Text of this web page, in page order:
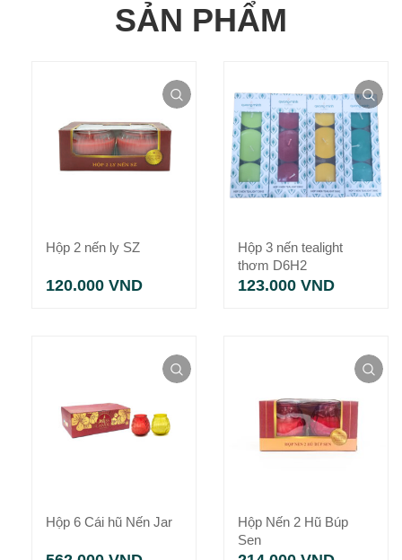
SẢN PHẨM
Hộp 2 nến ly SZ
120.000 VND
Hộp 3 nến tealight
thơm D6H2
123.000 VND
Hộp 6 Cái hũ Nến Jar
Hộp Nến 2 Hũ Búp
Sen